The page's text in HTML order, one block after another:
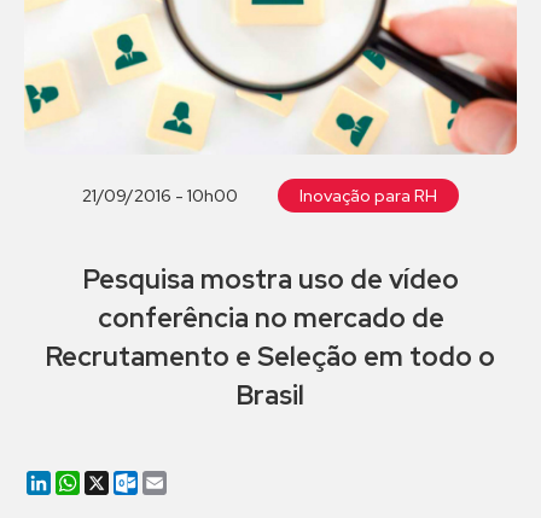
21/09/2016 - 10h00 Inovação para RH
Pesquisa mostra uso de vídeo
conferência no mercado de
Recrutamento e Seleção em todo o
Brasil
LinkedIn
WhatsApp
X Outlook.com